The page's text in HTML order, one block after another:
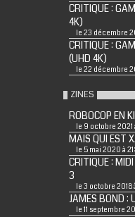
CRITIQUE :
4K)
le 23 décembre
CRITIQUE :
(UHD 4K)
le 22 décembre
ZINES
ROBOCOP EN
le 9 octobre 2021
MAIS QUI EST
le 5 mai 2020 à
CRITIQUE :
3
le 3 octobre 2018 à
JAMES BOND :
le 11 septembre